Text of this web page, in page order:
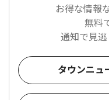
お得な情報
無料
通知で見逃
タウンニュ